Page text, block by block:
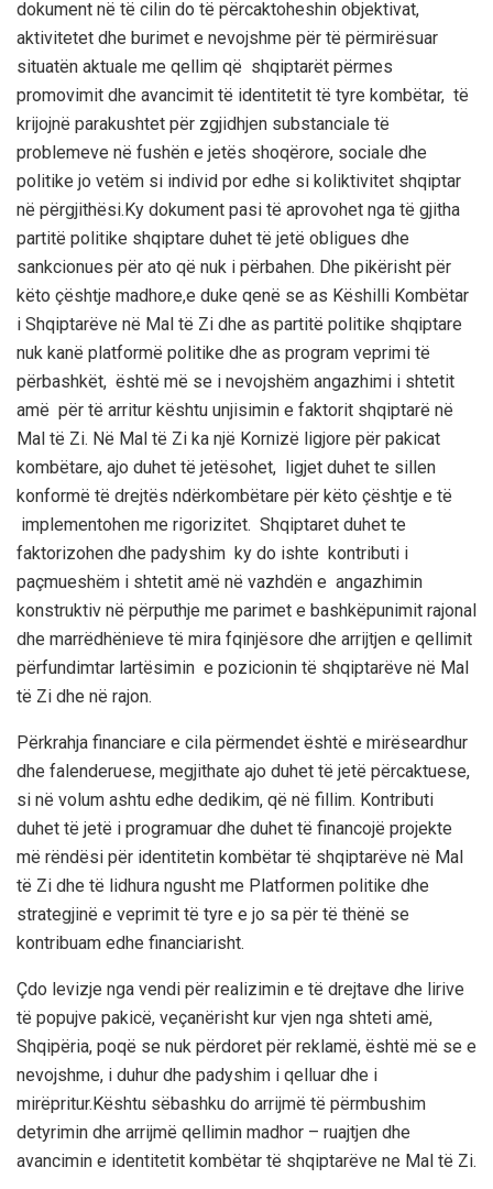
dokument në të cilin do të përcaktoheshin objektivat,
aktivitetet dhe burimet e nevojshme për të përmirësuar
situatën aktuale me qellim që shqiptarët përmes
promovimit dhe avancimit të identitetit të tyre kombëtar, të
krijojnë parakushtet për zgjidhjen substanciale të
problemeve në fushën e jetës shoqërore, sociale dhe
politike jo vetëm si individ por edhe si koliktivitet shqiptar
në përgjithësi.Ky dokument pasi të aprovohet nga të gjitha
partitë politike shqiptare duhet të jetë obligues dhe
sankcionues për ato që nuk i përbahen. Dhe pikërisht për
këto çështje madhore,e duke qenë se as Këshilli Kombëtar
i Shqiptarëve në Mal të Zi dhe as partitë politike shqiptare
nuk kanë platformë politike dhe as program veprimi të
përbashkët, është më se i nevojshëm angazhimi i shtetit
amë për të arritur kështu unjisimin e faktorit shqiptarë në
Mal të Zi. Në Mal të Zi ka një Kornizë ligjore për pakicat
kombëtare, ajo duhet të jetësohet, ligjet duhet te sillen
konformë të drejtës ndërkombëtare për këto çështje e të
implementohen me rigorizitet. Shqiptaret duhet te
faktorizohen dhe padyshim ky do ishte kontributi i
paçmueshëm i shtetit amë në vazhdën e angazhimin
konstruktiv në përputhje me parimet e bashkëpunimit rajonal
dhe marrëdhënieve të mira fqinjësore dhe arrijtjen e qellimit
përfundimtar lartësimin e pozicionin të shqiptarëve në Mal
të Zi dhe në rajon.
Përkrahja financiare e cila përmendet është e mirëseardhur
dhe falenderuese, megjithate ajo duhet të jetë përcaktuese,
si në volum ashtu edhe dedikim, që në fillim. Kontributi
duhet të jetë i programuar dhe duhet të financojë projekte
më rëndësi për identitetin kombëtar të shqiptarëve në Mal
të Zi dhe të lidhura ngusht me Platformen politike dhe
strategjinë e veprimit të tyre e jo sa për të thënë se
kontribuam edhe financiarisht.
Çdo levizje nga vendi për realizimin e të drejtave dhe lirive
të popujve pakicë, veçanërisht kur vjen nga shteti amë,
Shqipëria, poqë se nuk përdoret për reklamë, është më se e
nevojshme, i duhur dhe padyshim i qelluar dhe i
mirëpritur.Kështu sëbashku do arrijmë të përmbushim
detyrimin dhe arrijmë qellimin madhor – ruajtjen dhe
avancimin e identitetit kombëtar të shqiptarëve ne Mal të Zi.